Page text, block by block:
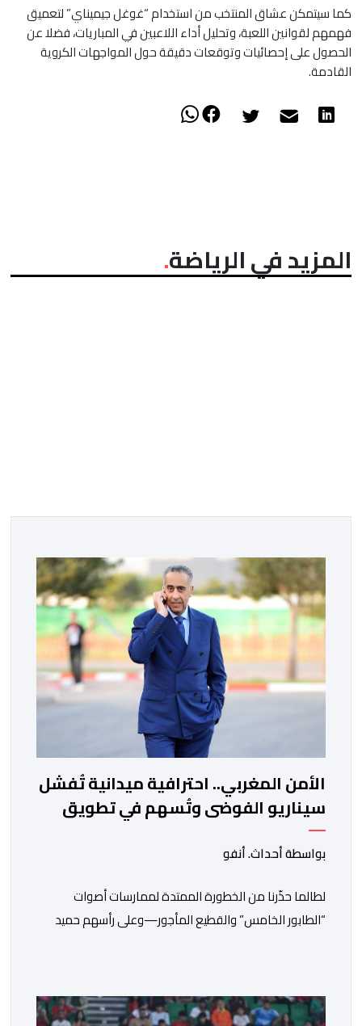
كما سيتمكن عشاق المنتخب من استخدام “غوغل جيميناي” لتعميق
فهمهم لقوانين اللعبة، وتحليل أداء اللاعبين في المباريات، فضلا عن
الحصول على إحصائيات وتوقعات دقيقة حول المواجهات الكروية
القادمة.
المزيد في الرياضة
الأمن المغربي.. احترافية ميدانية تُفشل
سيناريو الفوضى وتُسهم في تطويق
أزمة سبتة
بواسطة أحداث. أنفو
لطالما حذّرنا من الخطورة الممتدة لممارسات أصوات
“الطابور الخامس” والقطيع المأجور—وعلى رأسهم حميد
الصحفي ومقتضيات القانون الجنائي، عبر الاستغلال المقيت
لفقر وهشاشة بعض المواطنين وتوظيف انفعالاتهم